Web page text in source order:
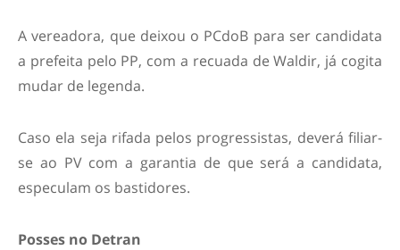
A vereadora, que deixou o PCdoB para ser candidata
a prefeita pelo PP, com a recuada de Waldir, já cogita
mudar de legenda.
Caso ela seja rifada pelos progressistas, deverá filiar-
se ao PV com a garantia de que será a candidata,
especulam os bastidores.
Posses no Detran